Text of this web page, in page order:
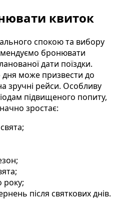
квиток
спокою та вибору
бронювати
дати поїздки.
дня може призвести до
зручні рейси. Особливу
підвищеного попиту,
зростає:
року;
після святкових днів.